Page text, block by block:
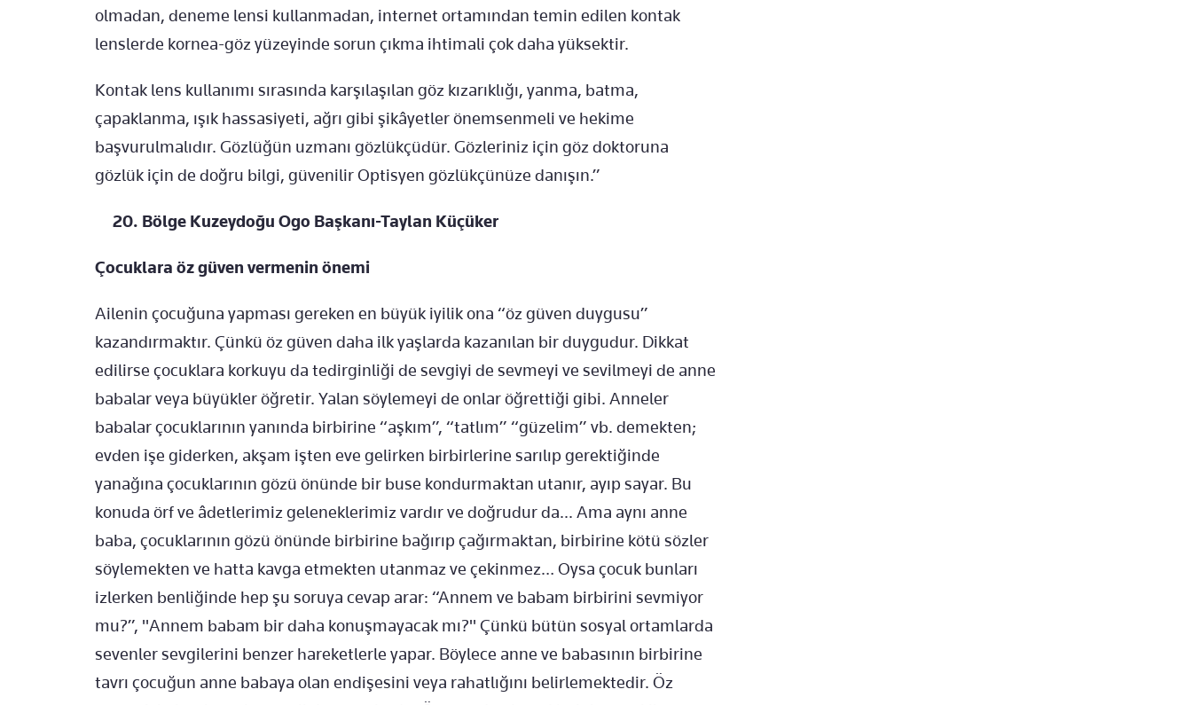
olmadan, deneme lensi kullanmadan, internet ortamından temin edilen kontak
lenslerde kornea-göz yüzeyinde sorun çıkma ihtimali çok daha yüksektir.
Kontak lens kullanımı sırasında karşılaşılan göz kızarıklığı, yanma, batma,
çapaklanma, ışık hassasiyeti, ağrı gibi şikâyetler önemsenmeli ve hekime
başvurulmalıdır. Gözlüğün uzmanı gözlükçüdür. Gözleriniz için göz doktoruna
gözlük için de doğru bilgi, güvenilir Optisyen gözlükçünüze danışın.”
20. Bölge Kuzeydoğu Ogo Başkanı-Taylan Küçüker
Çocuklara öz güven vermenin önemi
Ailenin çocuğuna yapması gereken en büyük iyilik ona “öz güven duygusu”
kazandırmaktır. Çünkü öz güven daha ilk yaşlarda kazanılan bir duygudur. Dikkat
edilirse çocuklara korkuyu da tedirginliği de sevgiyi de sevmeyi ve sevilmeyi de anne
babalar veya büyükler öğretir. Yalan söylemeyi de onlar öğrettiği gibi. Anneler
babalar çocuklarının yanında birbirine “aşkım”, “tatlım” “güzelim” vb. demekten;
evden işe giderken, akşam işten eve gelirken birbirlerine sarılıp gerektiğinde
yanağına çocuklarının gözü önünde bir buse kondurmaktan utanır, ayıp sayar. Bu
konuda örf ve âdetlerimiz geleneklerimiz vardır ve doğrudur da... Ama aynı anne
baba, çocuklarının gözü önünde birbirine bağırıp çağırmaktan, birbirine kötü sözler
söylemekten ve hatta kavga etmekten utanmaz ve çekinmez… Oysa çocuk bunları
izlerken benliğinde hep şu soruya cevap arar: “Annem ve babam birbirini sevmiyor
mu?”, "Annem babam bir daha konuşmayacak mı?" Çünkü bütün sosyal ortamlarda
sevenler sevgilerini benzer hareketlerle yapar. Böylece anne ve babasının birbirine
tavrı çocuğun anne babaya olan endişesini veya rahatlığını belirlemektedir. Öz